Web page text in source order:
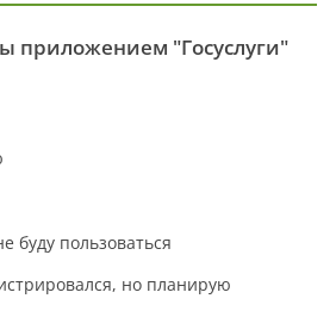
приложением "Госуслуги"
буду пользоваться
но планирую